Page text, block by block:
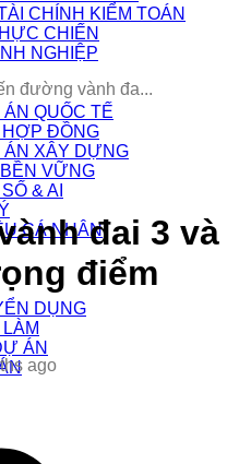
CHÍNH KIỂM TOÁN
CHIẾN
NGHIỆP
QUỐC TẾ
ĐỒNG
XÂY DỰNG
VỮNG
& AI
CÁ NHÂN
DỤNG
ÁN
đường vành đa...
đai 3 và
điểm
ago